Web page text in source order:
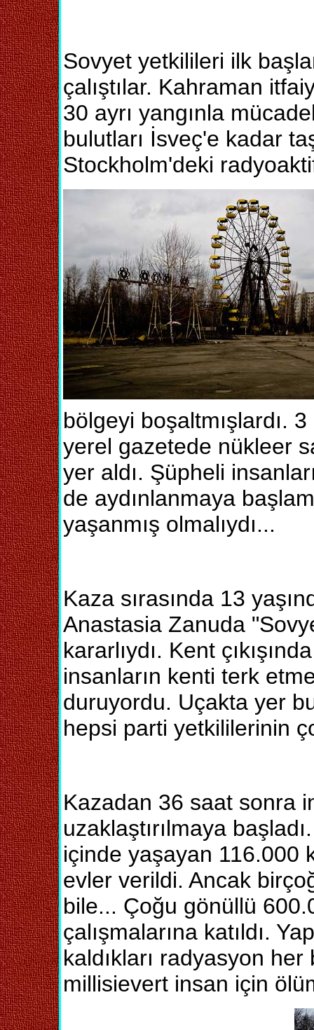
Sovyet yetkilileri ilk
çalıştılar. Kahraman
30 ayrı yangınla
bulutları İsveç'e kadar
Stockholm'deki
bölgeyi boşaltmışlardı.
yerel gazetede nükleer
yer aldı. Şüpheli
de aydınlanmaya
yaşanmış olmalıydı...
Kaza sırasında 13
Anastasia Zanuda
kararlıydı. Kent
insanların kenti terk
duruyordu. Uçakta yer
hepsi parti yetkililerinin
Kazadan 36 saat sonra
uzaklaştırılmaya
içinde yaşayan 116.000
evler verildi. Ancak
bile... Çoğu gönüllü
çalışmalarına katıldı.
kaldıkları radyasyon
millisievert insan için